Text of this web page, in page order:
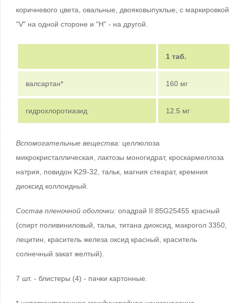
коричневого цвета, овальные, двояковыпуклые, с маркировкой
"V" на одной стороне и "H" - на другой.
1 таб.
валсартан* 160 мг
гидрохлоротиазид 12.5 мг
Вспомогательные вещества: целлюлоза
микрокристаллическая, лактозы моногидрат, кроскармеллоза
натрия, повидон K29-32, тальк, магния стеарат, кремния
диоксид коллоидный.
Состав пленочной оболочки: опадрай II 85G25455 красный
(спирт поливиниловый, тальк, титана диоксид, макрогол 3350,
лецитин, краситель железа оксид красный, краситель
солнечный закат желтый).
7 шт. - блистеры (4) - пачки картонные.